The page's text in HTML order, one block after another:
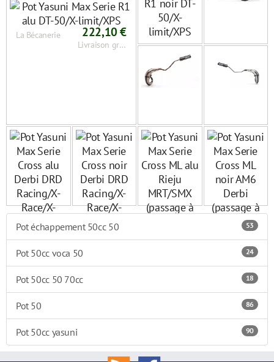
La Bécanerie 222,10 €
Livraison gratuite
53
Pot échappement 50cc 50
24
Pot 50cc voca 50
18
Pot 50cc 50 70cc
86
Pot 50
90
Pot 50cc yasuni